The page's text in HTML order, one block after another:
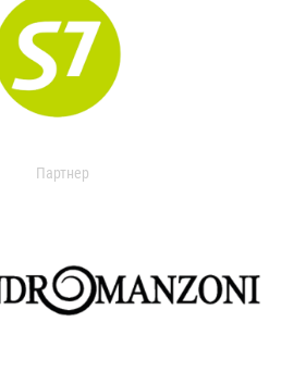
Партнер